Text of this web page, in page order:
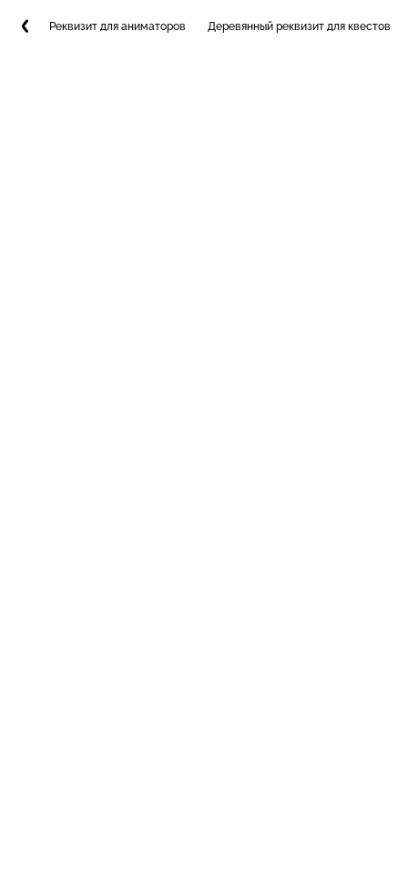
Реквизит для аниматоров Деревянный реквизит для квестов и